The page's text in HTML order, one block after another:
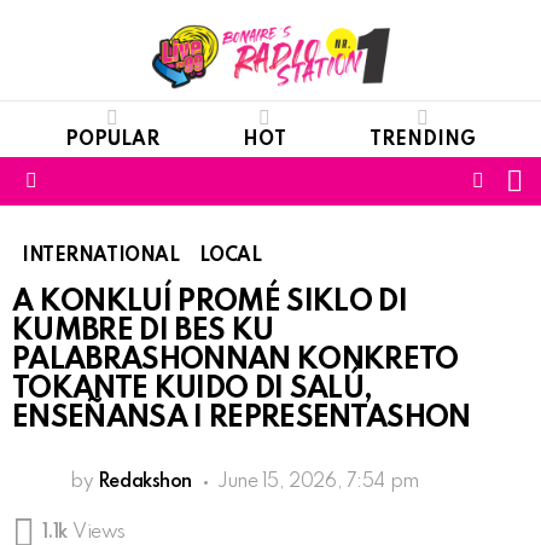
POPULAR HOT TRENDING
INTERNATIONAL LOCAL
A KONKLUÍ PROMÉ SIKLO DI
KUMBRE DI BES KU
PALABRASHONNAN KONKRETO
TOKANTE KUIDO DI SALÚ,
ENSEÑANSA I REPRESENTASHON
by Redakshon June 15, 2026, 7:54 pm
1.1k Views